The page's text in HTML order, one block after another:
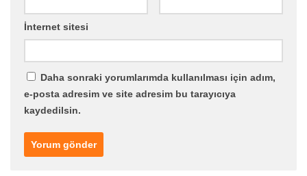
İnternet sitesi
Daha sonraki yorumlarımda kullanılması için adım,
e-posta adresim ve site adresim bu tarayıcıya
kaydedilsin.